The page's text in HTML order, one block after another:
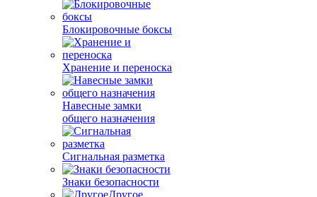
Блокировочные боксы
Хранение и переноска
Навесные замки
общего назначения
Сигнальная разметка
Знаки безопасности
Другое